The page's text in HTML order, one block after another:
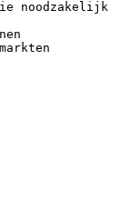
noodzakelijk